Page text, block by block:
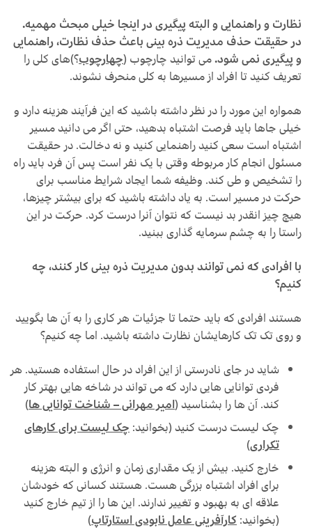
نظارت و راهنمایی و البته پیگیری در اینجا خیلی مبحث مهمیه.
در حقیقت حذف مدیریت ذره بینی باعث حذف نظارت، راهنمایی
و پیگیری نمی شود.می توانید چارچوب (چهارچوب؟)های کلی را
تعریف کنید تا افراد از مسیرها به کلی منحرف نشوند.
همواره این مورد را در نظر داشته باشید که این فرآیند هزینه دارد و
خیلی جاها باید فرصت اشتباه بدهید، حتی اگر می دانید مسیر
اشتباه است سعی کنید راهنمایی کنید و نه دخالت. در حقیقت
مسئول انجام کار مربوطه وقتی با یک نفر است پس آن فرد باید راه
را تشخیص و طی کند. وظیفه شما ایجاد شرایط مناسب برای
حرکت در مسیر است. به یاد داشته باشید که برای بیشتر چیزها،
هیچ چیز انقدر بد نیست که نتوان آنرا درست کرد. حرکت در این
راستا را به چشم سرمایه گذاری ببنید.
با افرادی که نمی توانند بدون مدیریت ذره بینی کار کنند، چه
کنیم؟
هستند افرادی که باید حتما تا جزئیات هر کاری را به آن ها بگویید
و روی تک تک کارهایشان نظارت داشته باشید. اما چه کنیم؟
شاید در جای نادرستی از این افراد در حال استفاده هستید. هر
فردی توانایی هایی دارد که می تواند در شاخه هایی بهتر کار
کند. آن ها را بشناسید (امیر مهرانی – شناخت توانایی ها)
چک لیست درست کنید (بخوانید:چک لیست برای کارهای
تکراری)
خارج کنید. بیش از یک مقداری زمان و انرژی و البته هزینه
برای افراد اشتباه بزرگی هست. هستند کسانی که خودشان
علاقه ای به بهبود و تغییر ندارند. این ها را از تیم خارج کنید
(بخوانید:کارآفرینی عامل نابودی استارتاپ)